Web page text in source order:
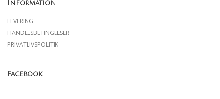
Information
LEVERING
HANDELSBETINGELSER
PRIVATLIVSPOLITIK
Facebook